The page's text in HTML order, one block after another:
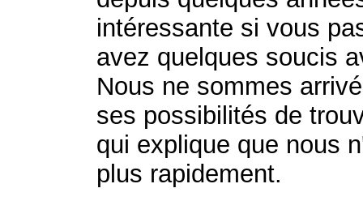
intéressante si vous
avez quelques soucis
Nous ne sommes
ses possibilités de
qui explique que nous
plus rapidement.